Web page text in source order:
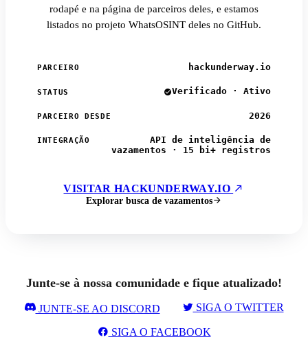
rodapé e na página de parceiros deles, e estamos
listados no projeto WhatsOSINT deles no GitHub.
PARCEIRO hackunderway.io
STATUS Verificado · Ativo
PARCEIRO DESDE 2026
INTEGRAÇÃO
API de inteligência de
vazamentos · 15 bi+ registros
VISITAR HACKUNDERWAY.IO
Explorar busca de vazamentos
Junte-se à nossa comunidade e fique atualizado!
JUNTE-SE AO DISCORD SIGA O TWITTER
SIGA O FACEBOOK